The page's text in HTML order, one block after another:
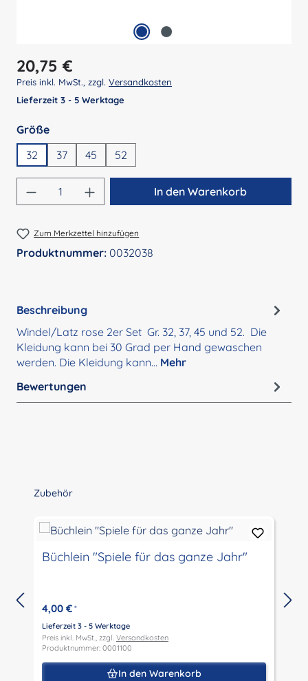
Regulärer Preis:
20,75 €
Preis inkl. MwSt., zzgl. Versandkosten
Lieferzeit 3 - 5 Werktage
Größeauswählen
32
37 45 52
Produkt Anzahl: Gib den gewünschten
In den Warenkorb
Zum Merkzettel hinzufügen
Produktnummer: 0032038
Beschreibung
Windel/Latz rose 2er Set Gr. 32, 37, 45 und 52. Die
Kleidung kann bei 30 Grad per Hand gewaschen
werden. Die Kleidung kann… Mehr
Bewertungen
Produktgalerie überspringen
Zubehör
Büchlein "Spiele für das ganze Jahr"
4,00 € *
Lieferzeit 3 - 5 Werktage
Preis inkl. MwSt., zzgl. Versandkosten
Produktnummer: 0001100
In den Warenkorb